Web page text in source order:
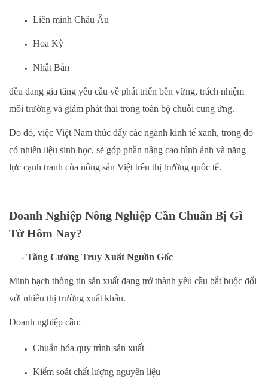
Liên minh Châu Âu
Hoa Kỳ
Nhật Bản
đều đang gia tăng yêu cầu về phát triển bền vững, trách nhiệm
môi trường và giảm phát thải trong toàn bộ chuỗi cung ứng.
Do đó, việc Việt Nam thúc đẩy các ngành kinh tế xanh, trong đó
có nhiên liệu sinh học, sẽ góp phần nâng cao hình ảnh và năng
lực cạnh tranh của nông sản Việt trên thị trường quốc tế.
Doanh Nghiệp Nông Nghiệp Cần Chuẩn Bị Gì
Từ Hôm Nay?
- Tăng Cường Truy Xuất Nguồn Gốc
Minh bạch thông tin sản xuất đang trở thành yêu cầu bắt buộc đối
với nhiều thị trường xuất khẩu.
Doanh nghiệp cần:
Chuẩn hóa quy trình sản xuất
Kiểm soát chất lượng nguyên liệu